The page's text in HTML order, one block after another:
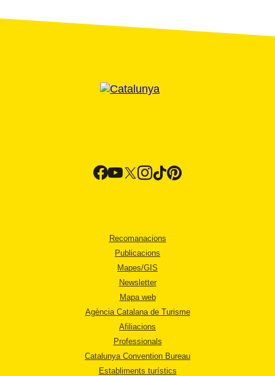
Recomanacions
Publicacions
Mapes/GIS
Newsletter
Mapa web
Agència Catalana de Turisme
Afiliacions
Professionals
Catalunya Convention Bureau
Establiments turístics